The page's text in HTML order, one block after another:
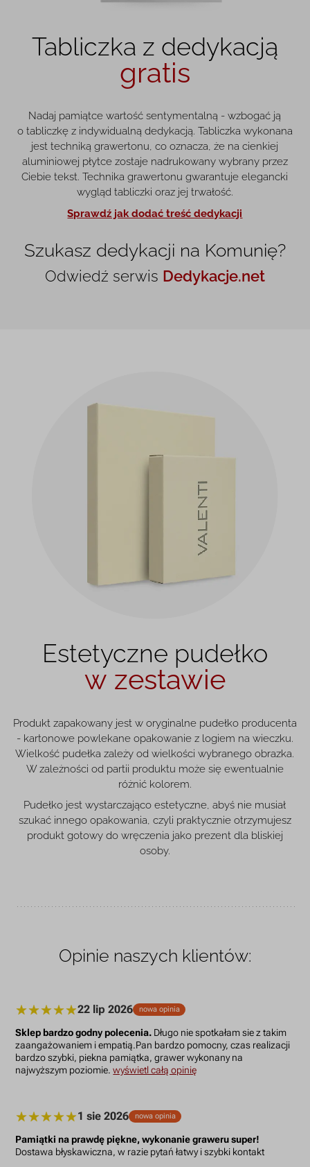
Tabliczka z dedykacją
gratis
Nadaj pamiątce wartość sentymentalną - wzbogać ją
o tabliczkę z indywidualną dedykacją. Tabliczka wykonana
jest techniką grawertonu, co oznacza, że na cienkiej
aluminiowej płytce zostaje nadrukowany wybrany przez
Ciebie tekst. Technika grawertonu gwarantuje elegancki
wygląd tabliczki oraz jej trwałość.
Sprawdź jak dodać treść dedykacji
Szukasz dedykacji na Komunię?
Odwiedź serwis Dedykacje.net
Estetyczne pudełko
w zestawie
Produkt zapakowany jest w oryginalne pudełko producenta
- kartonowe powlekane opakowanie z logiem na wieczku.
Wielkość pudełka zależy od wielkości wybranego obrazka.
W zależności od partii produktu może się ewentualnie
różnić kolorem.
Pudełko jest wystarczająco estetyczne, abyś nie musiał
szukać innego opakowania, czyli praktycznie otrzymujesz
produkt gotowy do wręczenia jako prezent dla bliskiej
osoby.
Opinie naszych klientów:
22 lip 2026 nowa opinia
Sklep bardzo godny polecenia. Długo nie spotkałam sie z takim
zaangażowaniem i empatią.Pan bardzo pomocny, czas realizacji
bardzo szybki, piekna pamiątka, grawer wykonany na
najwyższym poziomie.wyświetl całą opinię
1 sie 2026 nowa opinia
Pamiątki na prawdę piękne, wykonanie graweru super!
Dostawa błyskawiczna, w razie pytań łatwy i szybki kontakt